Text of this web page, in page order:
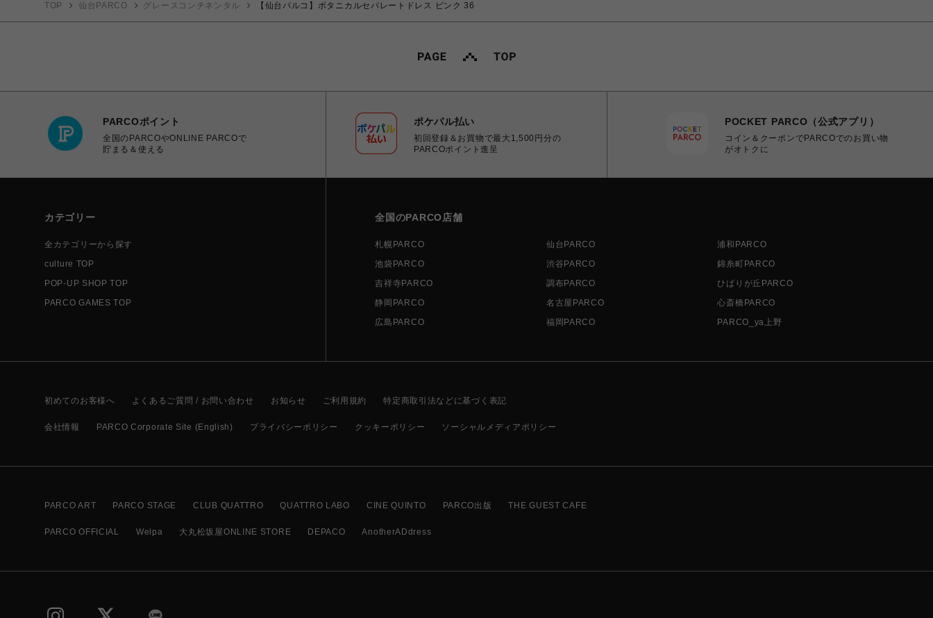
TOP 仙台PARCO グレースコンチネンタル 【仙台パルコ】ボタニカルセパレートドレス ピンク 36
PARCOポイント
全国のPARCOやONLINE PARCOで
貯まる＆使える
ポケパル払い
初回登録＆お買物で最大1,500円分の
PARCOポイント進呈
POCKET PARCO（公式アプリ）
コイン＆クーポンでPARCOでのお買い物
がオトクに
カテゴリー
全カテゴリーから探す
culture TOP
POP-UP SHOP TOP
PARCO GAMES TOP
全国のPARCO店舗
札幌PARCO 仙台PARCO
浦和PARCO
池袋PARCO
渋谷PARCO
錦糸町PARCO
吉祥寺PARCO
調布PARCO
ひばりが丘PARCO
静岡PARCO
名古屋PARCO
心斎橋PARCO
広島PARCO
福岡PARCO PARCO_ya上野
初めてのお客様へ よくあるご質問 / お問い合わせ お知らせ ご利用規約 特定商取引法などに基づく表記
会社情報 PARCO Corporate Site (English) プライバシーポリシー クッキーポリシー ソーシャルメディアポリシー
PARCO ART PARCO STAGE CLUB QUATTRO QUATTRO LABO CINE QUINTO PARCO出版 THE GUEST CAFE
PARCO OFFICIAL Welpa 大丸松坂屋ONLINE STORE DEPACO AnotherADdress